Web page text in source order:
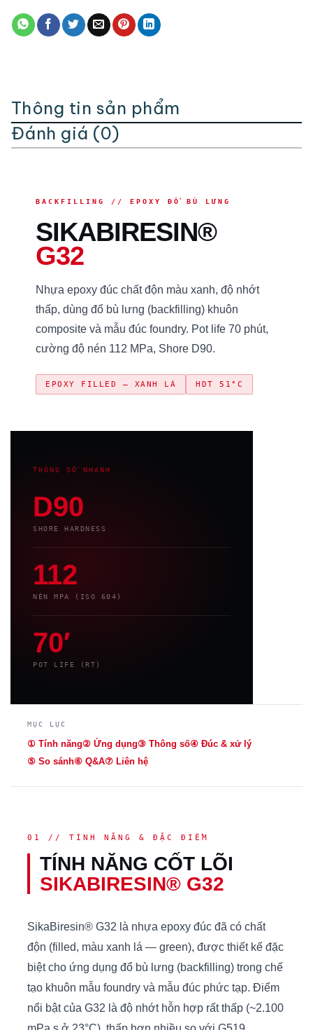
Thông tin sản phẩm
Đánh giá (0)
BACKFILLING // EPOXY ĐỔ BÙ LƯNG
SIKABIRESIN®
G32
Nhựa epoxy đúc chất độn màu xanh, độ nhớt
thấp, dùng đổ bù lưng (backfilling) khuôn
composite và mẫu đúc foundry. Pot life 70 phút,
cường độ nén 112 MPa, Shore D90.
EPOXY FILLED — XANH LÁ HDT 51°C
THÔNG SỐ NHANH
D90
SHORE HARDNESS
112
NÉN MPA (ISO 604)
70′
POT LIFE (RT)
MỤC LỤC
① Tính năng② Ứng dụng③ Thông số④ Đúc & xử lý
⑤ So sánh⑥ Q&A⑦ Liên hệ
01 // TÍNH NĂNG & ĐẶC ĐIỂM
TÍNH NĂNG CỐT LÕI
SIKABIRESIN® G32
SikaBiresin® G32 là nhựa epoxy đúc đã có chất
độn (filled, màu xanh lá — green), được thiết kế đặc
biệt cho ứng dụng đổ bù lưng (backfilling) trong chế
tạo khuôn mẫu foundry và mẫu đúc phức tạp. Điểm
nổi bật của G32 là độ nhớt hỗn hợp rất thấp (~2.100